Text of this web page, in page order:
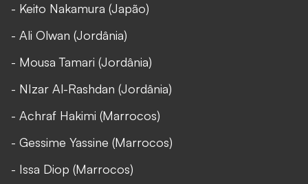
- Keito Nakamura (Japão)
- Ali Olwan (Jordânia)
- Mousa Tamari (Jordânia)
- NIzar Al-Rashdan (Jordânia)
- Achraf Hakimi (Marrocos)
- Gessime Yassine (Marrocos)
- Issa Diop (Marrocos)